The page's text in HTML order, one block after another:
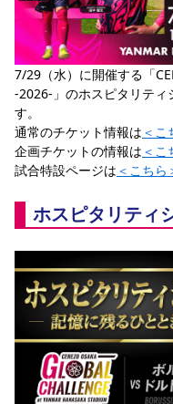
YANMAR HANASAKA
DAZNで観戦
DAZNで観戦
アウェイツアー
よくある質問
よくある質問
サステナビリティ
サステナビリティポリシー
活動レポート
SPORT
スポーツクラブ
スポーツクラブ
関連団体/施設
セレッソフットサ
セレッソスポーツパーク舞洲
セレッソ大阪アカデミー 子
すべて チーム グッズ チ
ホームタウン パートナー
アカデミー
7/29（水）に開催する「
-2026-」のホスピタリティ
す。
通常のチケット情報は ＜こ
企画チケットの情報は ＜こ
試合特設ページは ＜こちら
ホスピタリティ